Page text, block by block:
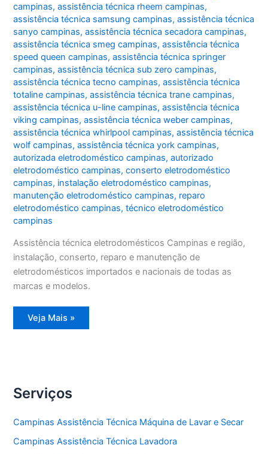
campinas,assistência técnica rheem campinas,
assistência técnica samsung campinas,assistência técnica
sanyo campinas,assistência técnica secadora campinas,
assistência técnica smeg campinas,assistência técnica
speed queen campinas,assistência técnica springer
campinas,assistência técnica sub zero campinas,
assistência técnica tecno campinas,assistência técnica
totaline campinas,assistência técnica trane campinas,
assistência técnica u-line campinas,assistência técnica
viking campinas,assistência técnica weber campinas,
assistência técnica whirlpool campinas,assistência técnica
wolf campinas,assistência técnica york campinas,
autorizada eletrodoméstico campinas,autorizado
eletrodoméstico campinas,conserto eletrodoméstico
campinas, instalação eletrodoméstico campinas,
manutenção eletrodoméstico campinas, reparo
eletrodoméstico campinas,técnico eletrodoméstico
campinas
Assistência técnica eletrodomésticos Campinas e região,
instalação, conserto, reparo e manutenção de
eletrodomésticos importados e nacionais de todas as
marcas e modelos.
Assistência
técnica
Veja Mais »
Serviços
Campinas Assistência Técnica Máquina de Lavar e Secar
Campinas Assistência Técnica Lavadora